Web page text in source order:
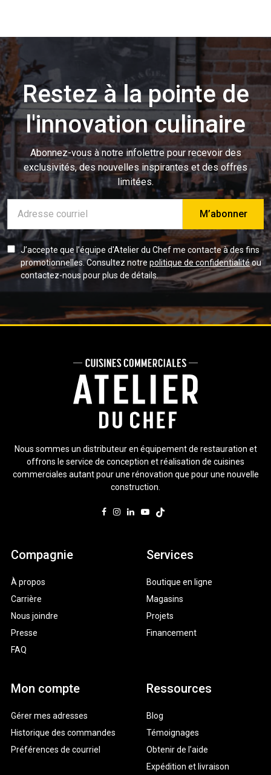
Restez à la pointe de
l'innovation culinaire
Abonnez-vous à notre infolettre pour recevoir des
exclusivités, des nouvelles inspirantes et des offres
limitées.
mail
J’accepte que l’équipe d'Atelier du Chef me contacte à des fins
promotionnelles. Consultez notre politique de confidentialitéou
contactez-nous pour plus de détails.
Nous sommes un distributeur en équipement de restauration et
offrons le service de conception et réalisation de cuisines
commerciales autant pour une rénovation que pour une nouvelle
construction.
Compagnie
À propos
Carrière
Nous joindre
Presse
FAQ
Services
Boutique en ligne
Magasins
Projets
Financement
Mon compte
Gérer mes adresses
Historique des commandes
Préférences de courriel
Ressources
Blog
Témoignages
Obtenir de l’aide
Expédition et livraison